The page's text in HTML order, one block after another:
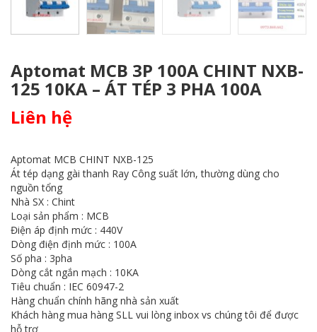
Aptomat MCB 3P 100A CHINT NXB-
125 10KA – ÁT TÉP 3 PHA 100A
Liên hệ
Aptomat MCB CHINT NXB-125
Át tép dạng gài thanh Ray Công suất lớn, thường dùng cho
nguồn tổng
Nhà SX : Chint
Loại sản phẩm : MCB
Điện áp định mức : 440V
Dòng điện định mức : 100A
Số pha : 3pha
Dòng cắt ngắn mạch : 10KA
Tiêu chuẩn : IEC 60947-2
Hàng chuẩn chính hãng nhà sản xuất
Khách hàng mua hàng SLL vui lòng inbox vs chúng tôi để được
hỗ trợ